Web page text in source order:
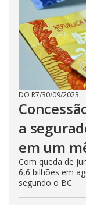
DO R7/30/09/2023
a
em um
Com queda de
6,6 bilhões em
segundo o BC